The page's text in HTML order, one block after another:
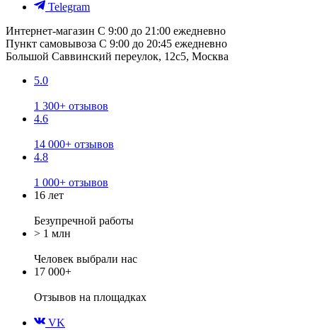
Telegram
Интернет-магазин С 9:00 до 21:00 ежедневно
Пункт самовывоза С 9:00 до 20:45 ежедневно
Большой Саввинский переулок, 12с5, Москва
5.0
1 300+ отзывов
4.6
14 000+ отзывов
4.8
1 000+ отзывов
16 лет
Безупречной работы
> 1 млн
Человек выбрали нас
17 000+
Отзывов на площадках
VK